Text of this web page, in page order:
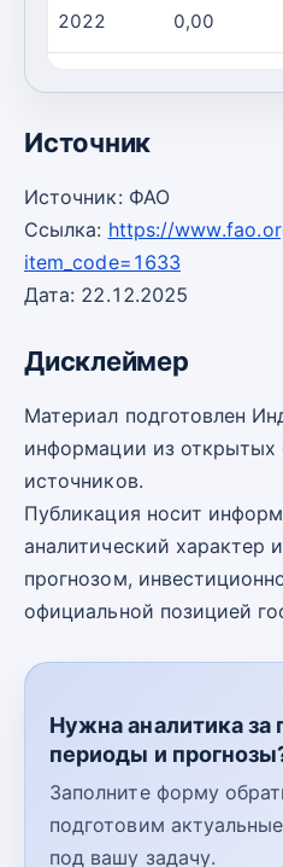
2022 0,00
Источник
Источник: ФАО
Ссылка: https://
item_code=1633
Дата: 22.12.2025
Дисклеймер
Материал подготовлен
информации из открытых
источников.
Публикация носит
аналитический характер
прогнозом,
официальной позицией
Нужна аналитика за
периоды и
Заполните форму
подготовим
под вашу задачу.